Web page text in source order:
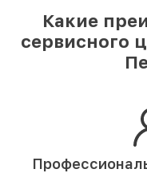
Какие
сервисного